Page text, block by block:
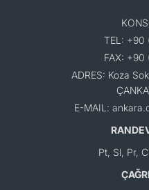
TEL: +90
FAX: +90
ADRES: Koza
E-MAIL:
Pt, Sl, Pr,